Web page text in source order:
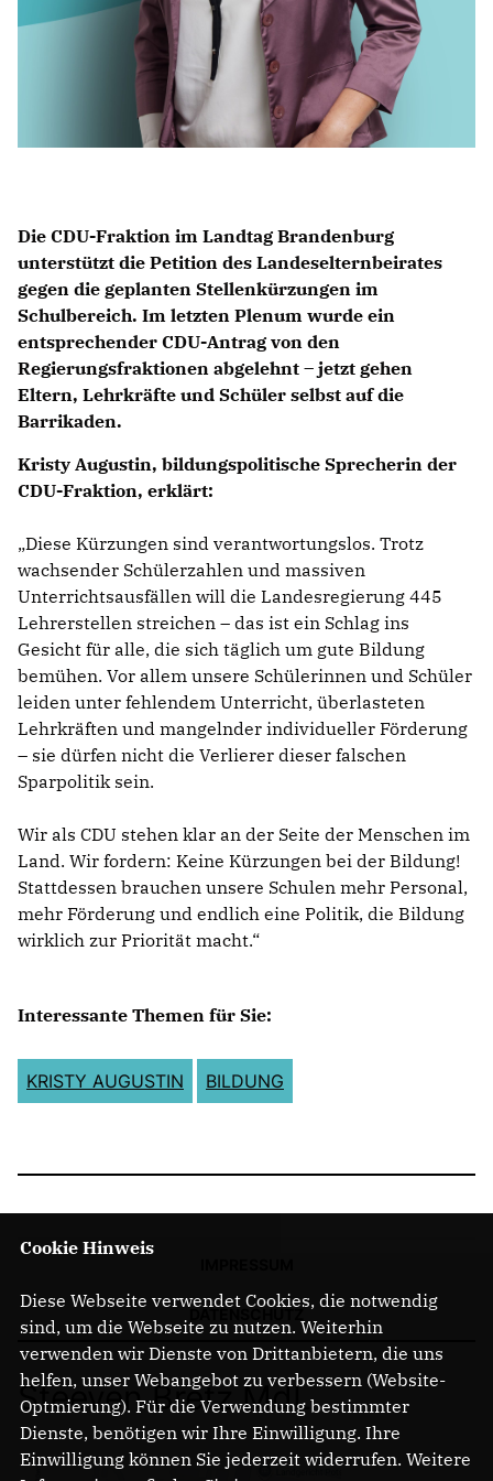
Die CDU-Fraktion im Landtag Brandenburg
unterstützt die Petition des Landeselternbeirates
gegen die geplanten Stellenkürzungen im
Schulbereich. Im letzten Plenum wurde ein
entsprechender CDU-Antrag von den
Regierungsfraktionen abgelehnt – jetzt gehen
Eltern, Lehrkräfte und Schüler selbst auf die
Barrikaden.
Kristy Augustin, bildungspolitische Sprecherin der
CDU-Fraktion, erklärt:
Diese Kürzungen sind verantwortungslos. Trotz
wachsender Schülerzahlen und massiven
Unterrichtsausfällen will die Landesregierung 445
Lehrerstellen streichen – das ist ein Schlag ins
Gesicht für alle, die sich täglich um gute Bildung
bemühen. Vor allem unsere Schülerinnen und Schüler
leiden unter fehlendem Unterricht, überlasteten
Lehrkräften und mangelnder individueller Förderung
– sie dürfen nicht die Verlierer dieser falschen
Sparpolitik sein.
Wir als CDU stehen klar an der Seite der Menschen im
Land. Wir fordern: Keine Kürzungen bei der Bildung!
Stattdessen brauchen unsere Schulen mehr Personal,
mehr Förderung und endlich eine Politik, die Bildung
wirklich zur Priorität macht.“
Interessante Themen für Sie:
KRISTY AUGUSTIN BILDUNG
Steeven Bretz MdL
Cookie Hinweis
Diese Webseite verwendet Cookies, die notwendig
sind, um die Webseite zu nutzen. Weiterhin
verwenden wir Dienste von Drittanbietern, die uns
helfen, unser Webangebot zu verbessern (Website-
Optmierung). Für die Verwendung bestimmter
Dienste, benötigen wir Ihre Einwilligung. Ihre
Einwilligung können Sie jederzeit widerrufen. Weitere